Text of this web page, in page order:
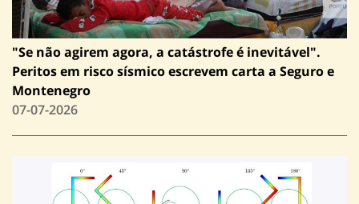
"Se não agirem agora, a catástrofe é inevitável".
Peritos em risco sísmico escrevem carta a Seguro e
Montenegro
07-07-2026